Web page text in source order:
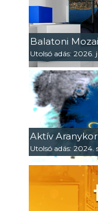
Balatoni
Utolsó adás: 2026.
Aktív Aranykor
Utolsó adás: 2024.